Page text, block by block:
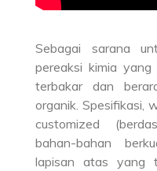
Sebagai sarana
pereaksi kimia
terbakar dan
organik. Spesifikasi,
customized
bahan-bahan
lapisan atas yang